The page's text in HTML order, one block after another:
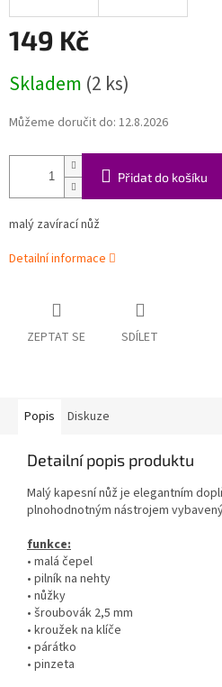
149 Kč
cena:
Skladem (2 ks)
Můžeme doručit do: 12.8.2026
Přidat do košíku
malý zavírací nůž
Detailní informace
ZEPTAT SE SDÍLET
Popis Diskuze
Detailní popis produktu
Malý kapesní nůž je elegantním
plnohodnotným nástrojem
funkce:
• malá čepel
• pilník na nehty
• nůžky
• šroubovák 2,5 mm
• kroužek na klíče
• párátko
• pinzeta